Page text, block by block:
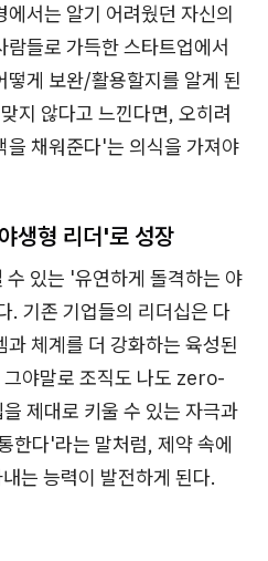
서는 알기 어려웠던 자신의
들로 가득한 스타트업에서
게 보완/활용할지를 알게 된
지 않다고 느낀다면, 오히려
을 채워준다'는 의식을 가져야
생형 리더'로 성장
있는 '유연하게 돌격하는 야
. 기존 기업들의 리더십은 다
체계를 더 강화하는 육성된
야말로 조직도 나도 zero-
제대로 키울 수 있는 자극과
한다'라는 말처럼, 제약 속에
는 능력이 발전하게 된다.